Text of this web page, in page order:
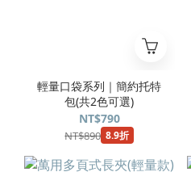
輕量口袋系列｜簡約托特
包(共2色可選)
NT$790
NT$890 8.9折